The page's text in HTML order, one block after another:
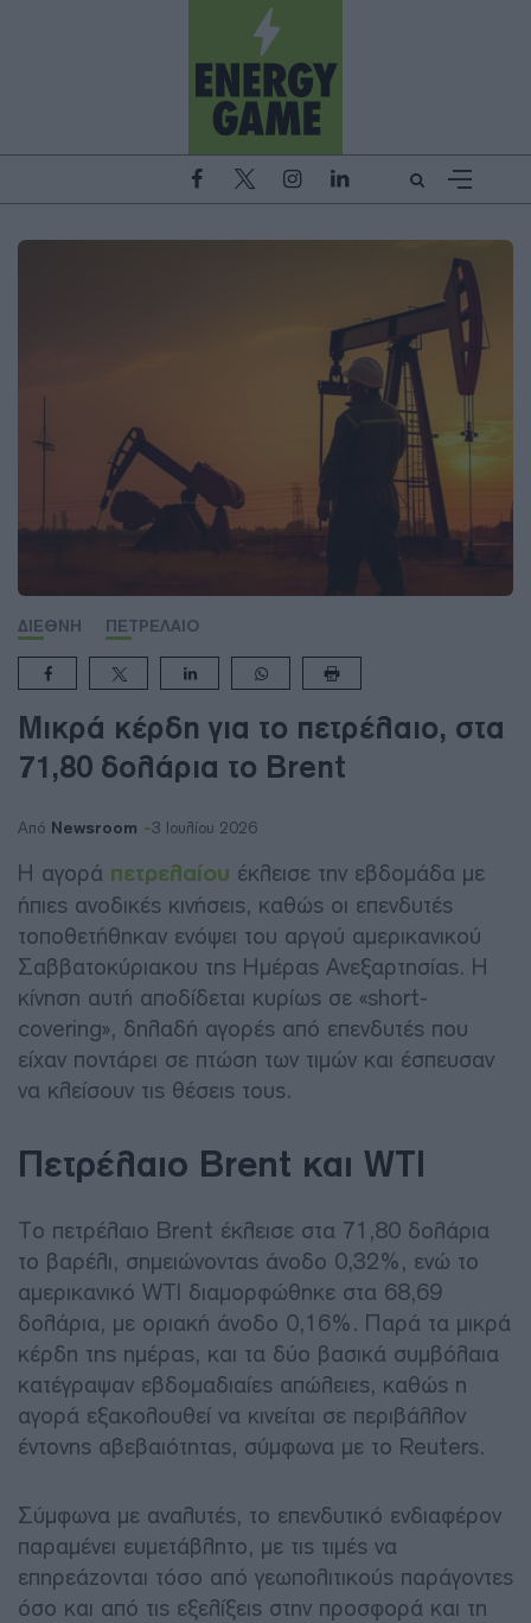
ΔΙΕΘΝΗ ΠΕΤΡΕΛΑΙΟ
Μικρά κέρδη για το πετρέλαιο, στα
71,80 δολάρια το Brent
Από Newsroom 3 Ιουλίου 2026
Η αγορά πετρελαίου έκλεισε την εβδομάδα με
ήπιες ανοδικές κινήσεις, καθώς οι επενδυτές
τοποθετήθηκαν ενόψει του αργού αμερικανικού
Σαββατοκύριακου της Ημέρας Ανεξαρτησίας. Η
κίνηση αυτή αποδίδεται κυρίως σε «short-
covering», δηλαδή αγορές από επενδυτές που
είχαν ποντάρει σε πτώση των τιμών και έσπευσαν
να κλείσουν τις θέσεις τους.
Πετρέλαιο Brent και WTI
Το πετρέλαιο Brent έκλεισε στα 71,80 δολάρια
το βαρέλι, σημειώνοντας άνοδο 0,32%, ενώ το
αμερικανικό WTI διαμορφώθηκε στα 68,69
δολάρια, με οριακή άνοδο 0,16%. Παρά τα μικρά
κέρδη της ημέρας, και τα δύο βασικά συμβόλαια
κατέγραψαν εβδομαδιαίες απώλειες, καθώς η
αγορά εξακολουθεί να κινείται σε περιβάλλον
έντονης αβεβαιότητας, σύμφωνα με το Reuters.
Σύμφωνα με αναλυτές, το επενδυτικό ενδιαφέρον
παραμένει ευμετάβλητο, με τις τιμές να
επηρεάζονται τόσο από γεωπολιτικούς παράγοντες
όσο και από τις εξελίξεις στην προσφορά και τη